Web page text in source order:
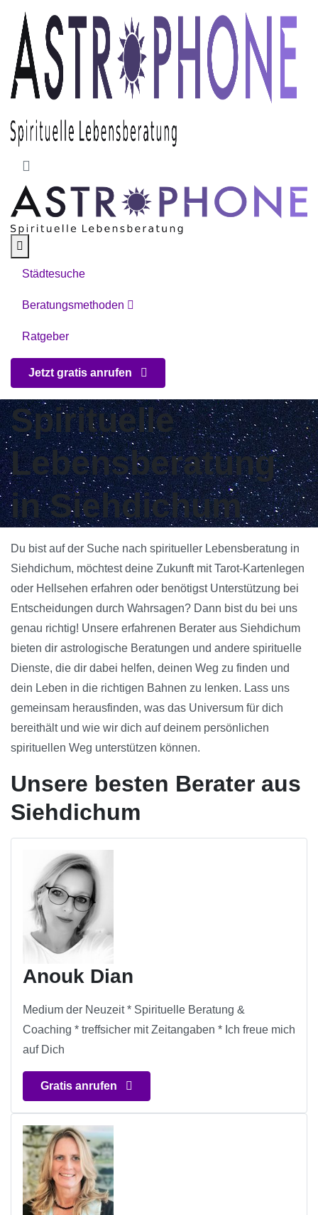
Skip to main content
Städtesuche
Beratungsmethoden
Ratgeber
Jetzt gratis anrufen
Spirituelle
Lebensberatung
in Siehdichum
Du bist auf der Suche nach spiritueller Lebensberatung in
Siehdichum, möchtest deine Zukunft mit Tarot-Kartenlegen
oder Hellsehen erfahren oder benötigst Unterstützung bei
Entscheidungen durch Wahrsagen? Dann bist du bei uns
genau richtig! Unsere erfahrenen Berater aus Siehdichum
bieten dir astrologische Beratungen und andere spirituelle
Dienste, die dir dabei helfen, deinen Weg zu finden und
dein Leben in die richtigen Bahnen zu lenken. Lass uns
gemeinsam herausfinden, was das Universum für dich
bereithält und wie wir dich auf deinem persönlichen
spirituellen Weg unterstützen können.
Unsere besten Berater aus
Siehdichum
Anouk Dian
Medium der Neuzeit * Spirituelle Beratung &
Coaching * treffsicher mit Zeitangaben * Ich freue mich
auf Dich
Gratis anrufen